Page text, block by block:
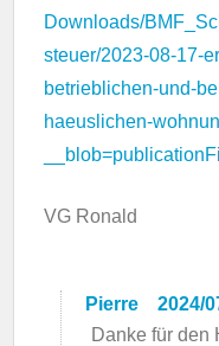
Downloads/
steuer/2023-08-17-
betrieblichen-und-
haeuslichen-
VG Ronald
Pierre
2024/
Danke für den